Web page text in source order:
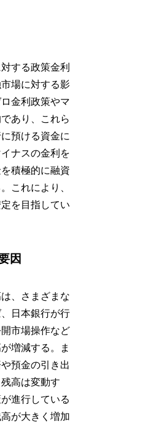
する政策金利
場に対する影
金利政策やマ
あり、これら
預ける資金に
ナスの金利を
積極的に融資
これにより、
を目指してい
因
、さまざまな
日本銀行が行
市場操作など
増減する。ま
預金の引き出
高は変動す
進行している
が大きく増加